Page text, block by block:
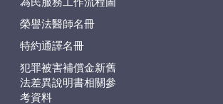
為民服務工作流程圖
榮譽法醫師名冊
特約通譯名冊
犯罪被害補償金新舊
法差異說明書相關參
考資料